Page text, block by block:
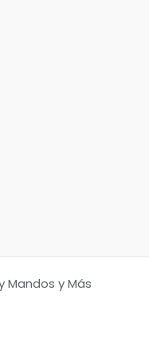
Mandos y Más